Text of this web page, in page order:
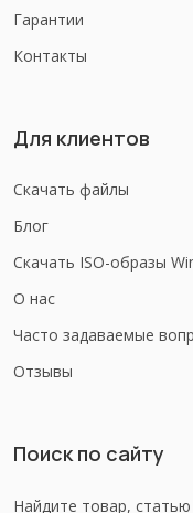
Гарантии
Контакты
Для клиентов
Скачать файлы
Блог
Скачать ISO-образы
О нас
Часто задаваемые
Отзывы
Поиск по сайту
Найдите товар,